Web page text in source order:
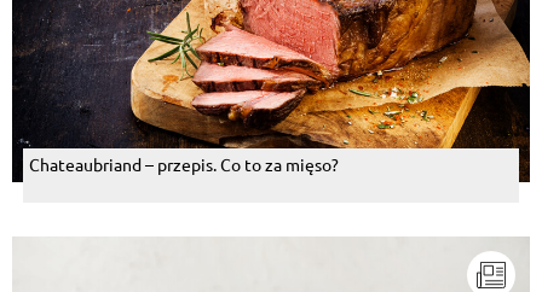
Chateaubriand – przepis. Co to za mięso?